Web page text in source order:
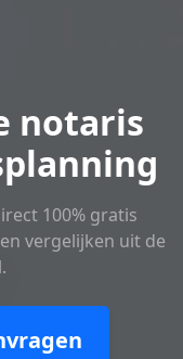
notaris
100% gratis
vergelijken uit de